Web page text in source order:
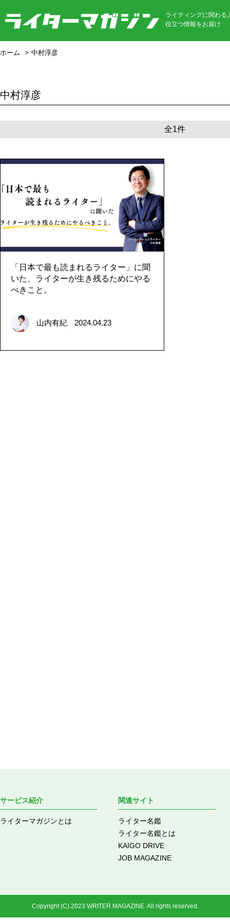
ライティングに関わる
役立つ情報をお届け
ホーム 中村淳彦
中村淳彦
全1件
「日本で最も読まれるライター」に聞
いた、ライターが生き残るためにやる
べきこと。
山内有紀 2024.04.23
サービス紹介
ライターマガジンとは
関連サイト
ライター名鑑
ライター名鑑とは
KAIGO DRIVE
JOB MAGAZINE
Copyright (C) 2023 WRITER MAGAZINE. All rights reserved.